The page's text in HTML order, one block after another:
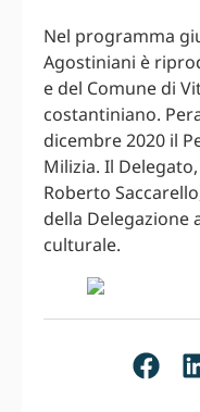
Nel programma
Agostiniani è
e del Comune di
costantiniano.
dicembre 2020 il
Milizia. Il Delegato,
Roberto
della Delegazione
culturale.